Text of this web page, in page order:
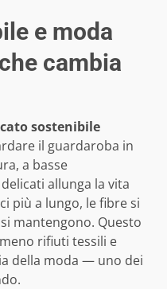
e moda
cambia
sostenibile
il guardaroba in
a basse
allunga la vita
più a lungo, le fibre si
mantengono. Questo
rifiuti tessili e
della moda — uno dei